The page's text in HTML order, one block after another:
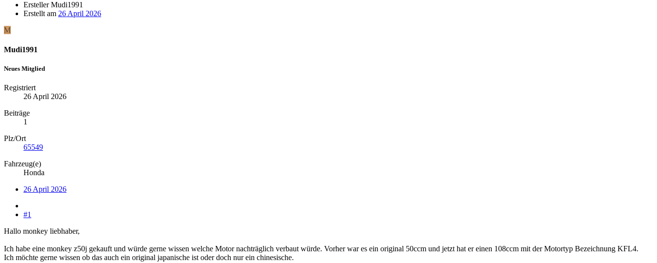
ErstellerMudi1991
Erstellt am 26 April 2026
M
Mudi1991
Neues Mitglied
Registriert
26 April 2026
Beiträge
1
Plz/Ort
65549
Fahrzeug(e)
Honda
26 April 2026
#1
Hallo monkey liebhaber,
Ich habe eine monkey z50j gekauft und würde gerne wissen welche Motor nachträglich verbaut würde. Vorher war es ein original 50ccm und jetzt hat er einen 108ccm mit der Motortyp Bezeichnung KFL4.
Ich möchte gerne wissen ob das auch ein original japanische ist oder doch nur ein chinesische.